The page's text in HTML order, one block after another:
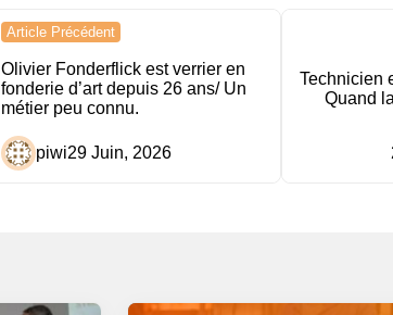
Article Précédent
Olivier Fonderflick est verrier en
fonderie d’art depuis 26 ans/ Un
métier peu connu.
piwi29 Juin, 2026
Technicien
Quand